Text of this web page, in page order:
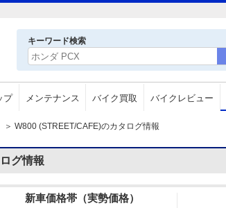
キーワード検索
プ メンテナンス バイク買取 バイクレビュー
＞ W800 (STREET/CAFE)のカタログ情報
グ情報
新車価格帯（実勢価格）